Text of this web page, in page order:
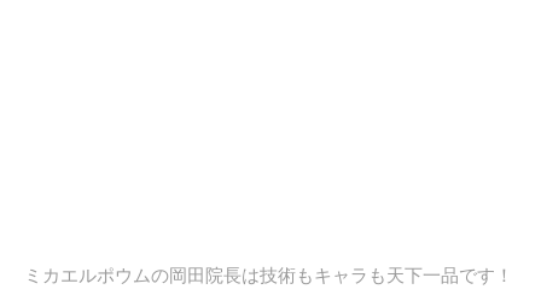
ミカエルポウムの岡田院長は技術もキャラも天下一品です！